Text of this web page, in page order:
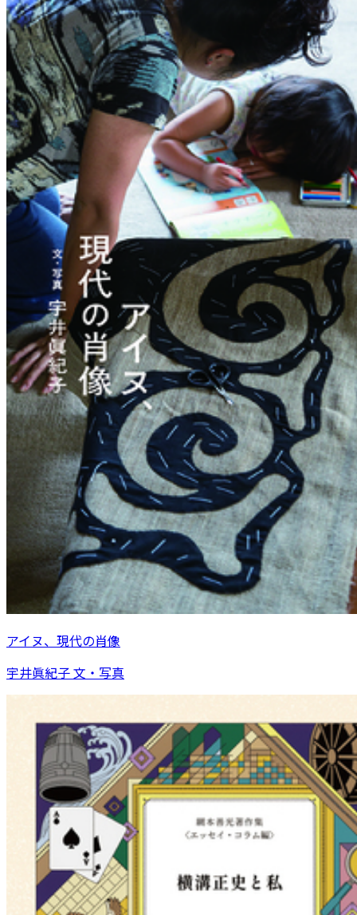
アイヌ、現代の肖像
宇井眞紀子 文・写真